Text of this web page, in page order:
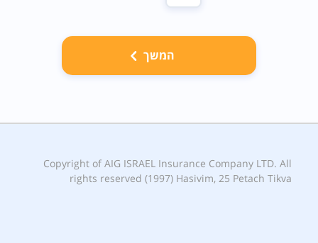
המשך
Copyright of AIG ISRAEL Insurance Company LTD. All
rights reserved (1997) Hasivim, 25 Petach Tikva